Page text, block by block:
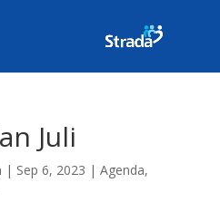
Juli
| Sep 6, 2023 | Agenda,